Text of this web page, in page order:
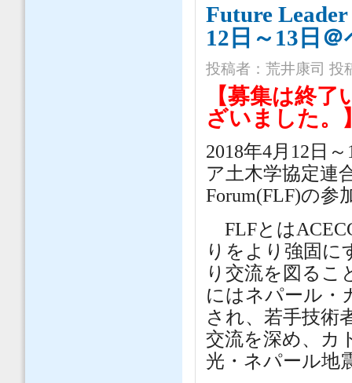
Future
12日～13日
投稿者：荒井康司 投
【募集は終
ざいました。
2018年4月12日
ア土木学協定連
Forum(FLF)の参
FLFとは
りをより強固に
り交流を図るこ
にはネパール・
され、若手技術
交流を深め、カ
光・ネパール地